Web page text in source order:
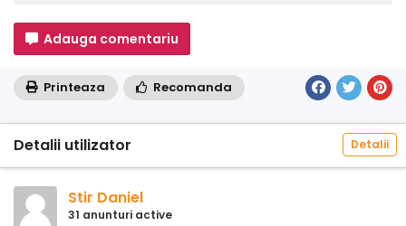
Adauga comentariu
Printeaza Recomanda
Detalii utilizator Detalii
Stir Daniel
31 anunturi active